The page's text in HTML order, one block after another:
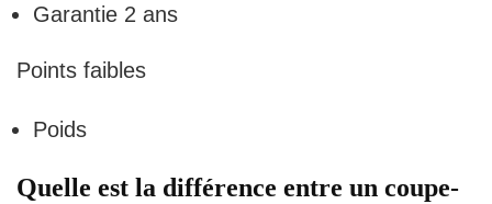
Garantie 2 ans
Points faibles
Poids
Quelle est la différence entre un coupe-